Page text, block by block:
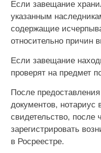
Если завещание
указанным
содержащие
относительно причин
Если завещание
проверят на предмет
После
документов, нотариус
свидетельство, после
зарегистрировать
в Росреестре.